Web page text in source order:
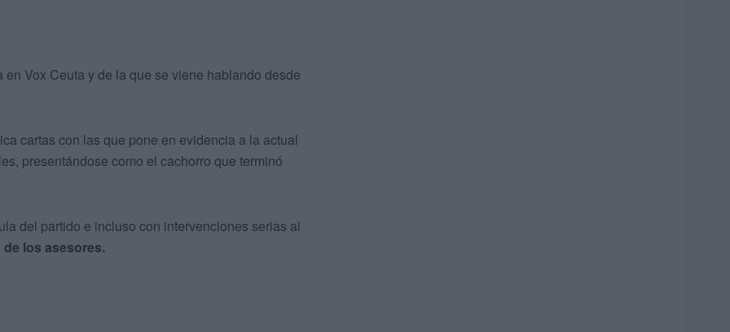
en Vox Ceuta y de la que se viene hablando desde
cartas con las que pone en evidencia a la actual
presentándose como el cachorro que terminó
del partido e incluso con intervenciones serias al
los asesores.